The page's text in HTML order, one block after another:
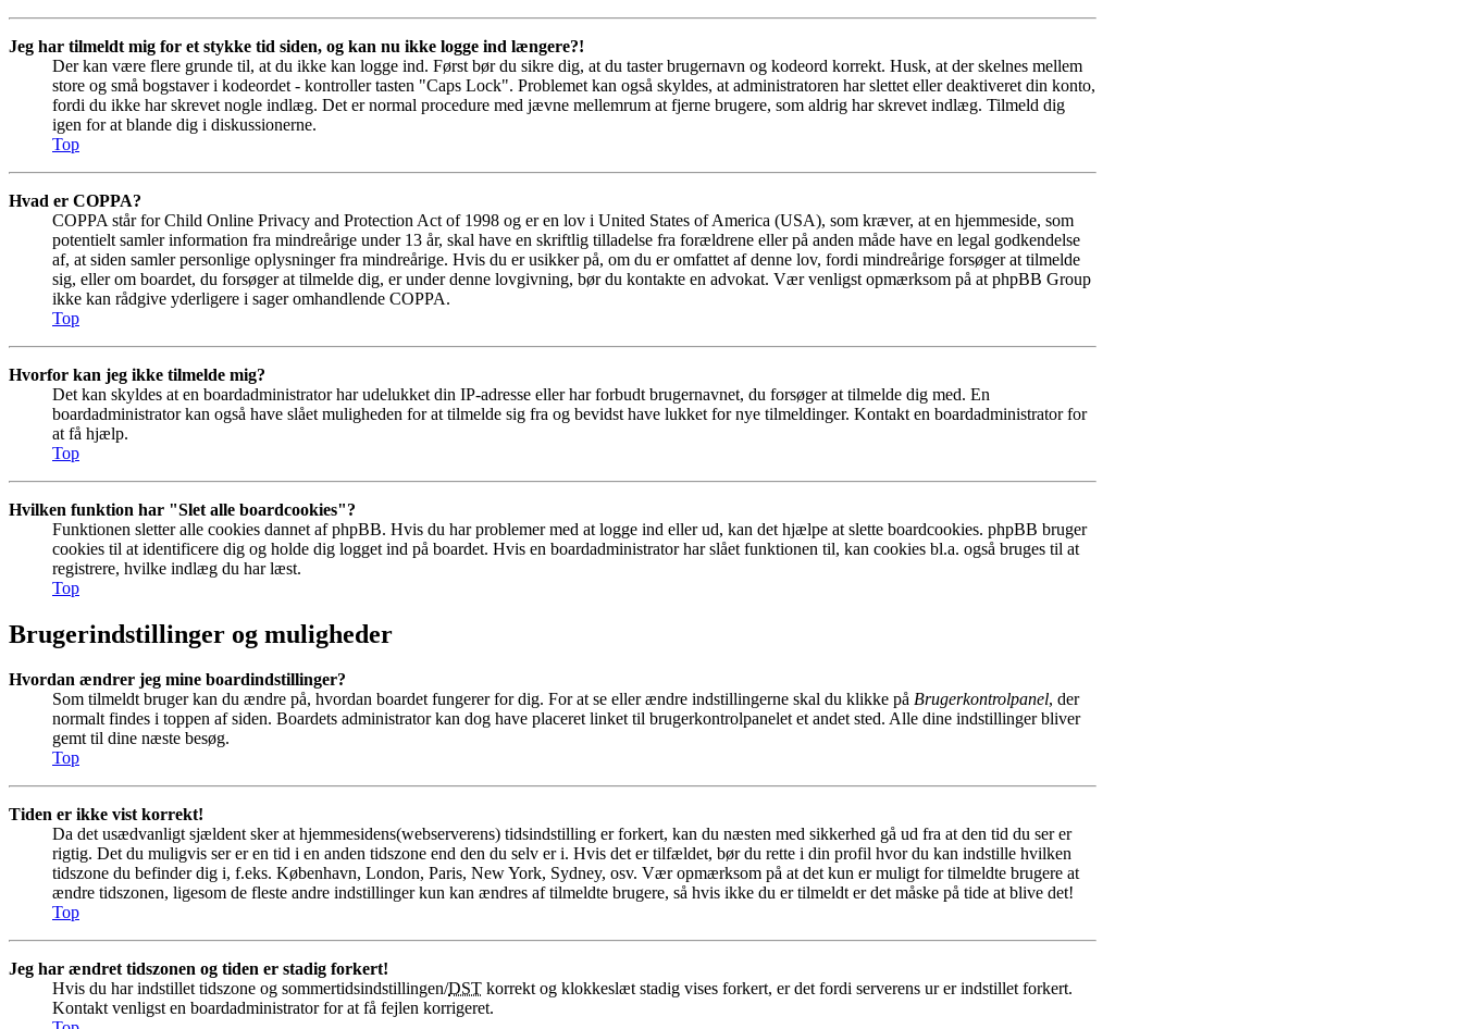
Jeg har tilmeldt mig for et stykke tid siden, og kan nu ikke logge ind længere?!
Der kan være flere grunde til, at du ikke kan logge ind. Først bør du sikre dig, at du taster brugernavn og kodeord korrekt. Husk, at der skelnes mellem
store og små bogstaver i kodeordet - kontroller tasten "Caps Lock". Problemet kan også skyldes, at administratoren har slettet eller deaktiveret din konto,
fordi du ikke har skrevet nogle indlæg. Det er normal procedure med jævne mellemrum at fjerne brugere, som aldrig har skrevet indlæg. Tilmeld dig
igen for at blande dig i diskussionerne.
Top
Hvad er COPPA?
COPPA står for Child Online Privacy and Protection Act of 1998 og er en lov i United States of America (USA), som kræver, at en hjemmeside, som
potentielt samler information fra mindreårige under 13 år, skal have en skriftlig tilladelse fra forældrene eller på anden måde have en legal godkendelse
af, at siden samler personlige oplysninger fra mindreårige. Hvis du er usikker på, om du er omfattet af denne lov, fordi mindreårige forsøger at tilmelde
sig, eller om boardet, du forsøger at tilmelde dig, er under denne lovgivning, bør du kontakte en advokat. Vær venligst opmærksom på at phpBB Group
ikke kan rådgive yderligere i sager omhandlende COPPA.
Top
Hvorfor kan jeg ikke tilmelde mig?
Det kan skyldes at en boardadministrator har udelukket din IP-adresse eller har forbudt brugernavnet, du forsøger at tilmelde dig med. En
boardadministrator kan også have slået muligheden for at tilmelde sig fra og bevidst have lukket for nye tilmeldinger. Kontakt en boardadministrator for
at få hjælp.
Top
Hvilken funktion har "Slet alle boardcookies"?
Funktionen sletter alle cookies dannet af phpBB. Hvis du har problemer med at logge ind eller ud, kan det hjælpe at slette boardcookies. phpBB bruger
cookies til at identificere dig og holde dig logget ind på boardet. Hvis en boardadministrator har slået funktionen til, kan cookies bl.a. også bruges til at
registrere, hvilke indlæg du har læst.
Top
Brugerindstillinger og muligheder
Hvordan ændrer jeg mine boardindstillinger?
Som tilmeldt bruger kan du ændre på, hvordan boardet fungerer for dig. For at se eller ændre indstillingerne skal du klikke på Brugerkontrolpanel, der
normalt findes i toppen af siden. Boardets administrator kan dog have placeret linket til brugerkontrolpanelet et andet sted. Alle dine indstillinger bliver
gemt til dine næste besøg.
Top
Tiden er ikke vist korrekt!
Da det usædvanligt sjældent sker at hjemmesidens(webserverens) tidsindstilling er forkert, kan du næsten med sikkerhed gå ud fra at den tid du ser er
rigtig. Det du muligvis ser er en tid i en anden tidszone end den du selv er i. Hvis det er tilfældet, bør du rette i din profil hvor du kan indstille hvilken
tidszone du befinder dig i, f.eks. København, London, Paris, New York, Sydney, osv. Vær opmærksom på at det kun er muligt for tilmeldte brugere at
ændre tidszonen, ligesom de fleste andre indstillinger kun kan ændres af tilmeldte brugere, så hvis ikke du er tilmeldt er det måske på tide at blive det!
Top
Jeg har ændret tidszonen og tiden er stadig forkert!
Hvis du har indstillet tidszone og sommertidsindstillingen/DST korrekt og klokkeslæt stadig vises forkert, er det fordi serverens ur er indstillet forkert.
Kontakt venligst en boardadministrator for at få fejlen korrigeret.